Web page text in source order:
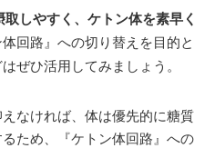
しやすく、ケトン体を素早く
回路』への切り替えを目的と
ぜひ活用してみましょう。
なければ、体は優先的に糖質
ため、『ケトン体回路』への